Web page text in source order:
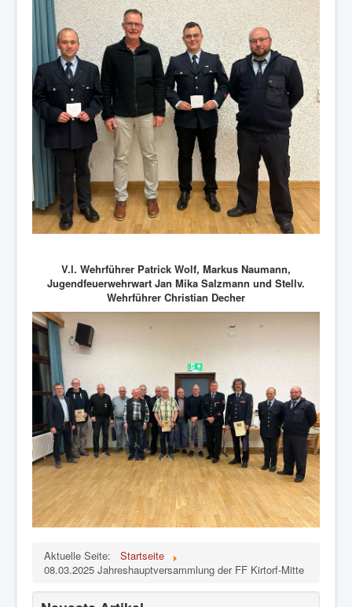
V.l. Wehrführer Patrick Wolf, Markus Naumann,
Jugendfeuerwehrwart Jan Mika Salzmann und Stellv.
Wehrführer Christian Decher
Aktuelle Seite:
Startseite
08.03.2025 Jahreshauptversammlung der FF Kirtorf-Mitte